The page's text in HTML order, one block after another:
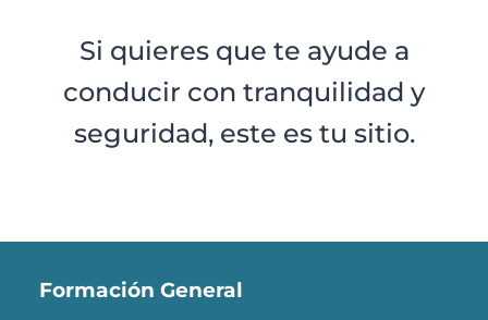
Si quieres que te ayude a
conducir con tranquilidad y
seguridad, este es tu sitio.
Formación General